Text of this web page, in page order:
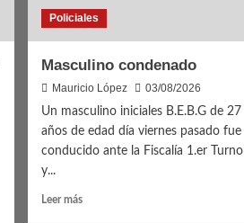
nuevo
la
Independencia
Policiales
Masculino condenado
Mauricio López
03/08/2026
Un masculino iniciales B.E.B.G de 27
años de edad día viernes pasado fue
conducido ante la Fiscalía 1.er Turno
y...
Leer másLeer